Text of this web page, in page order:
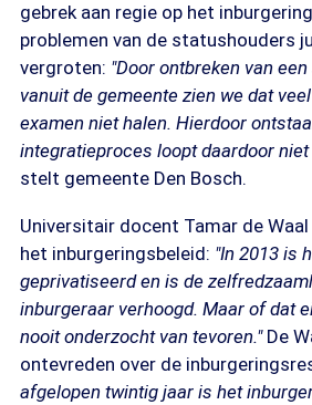
gebrek aan regie op het
problemen van de statushouders
vergroten: "Door ontbreken van
vanuit de gemeente zien we dat
examen niet halen. Hierdoor
integratieproces loopt daardoor
stelt gemeente Den Bosch.
Universitair docent Tamar de
het inburgeringsbeleid: "In 2013 is
geprivatiseerd en is de
inburgeraar verhoogd. Maar of dat
nooit onderzocht van tevoren." De
ontevreden over de
afgelopen twintig jaar is het